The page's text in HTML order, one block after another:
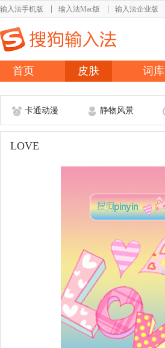
输入法手机版 输入法Mac版 输入法企业版
首页 皮肤 词库
卡通动漫 静物风景
LOVE